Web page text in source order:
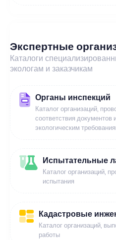
Экспертные
Каталоги
экологам и заказчикам
Органы инспекций
Каталог организаций,
соответствия документов
экологическим
Испытательные
Каталог организаций,
испытания
Кадастровые
Каталог организаций,
работы